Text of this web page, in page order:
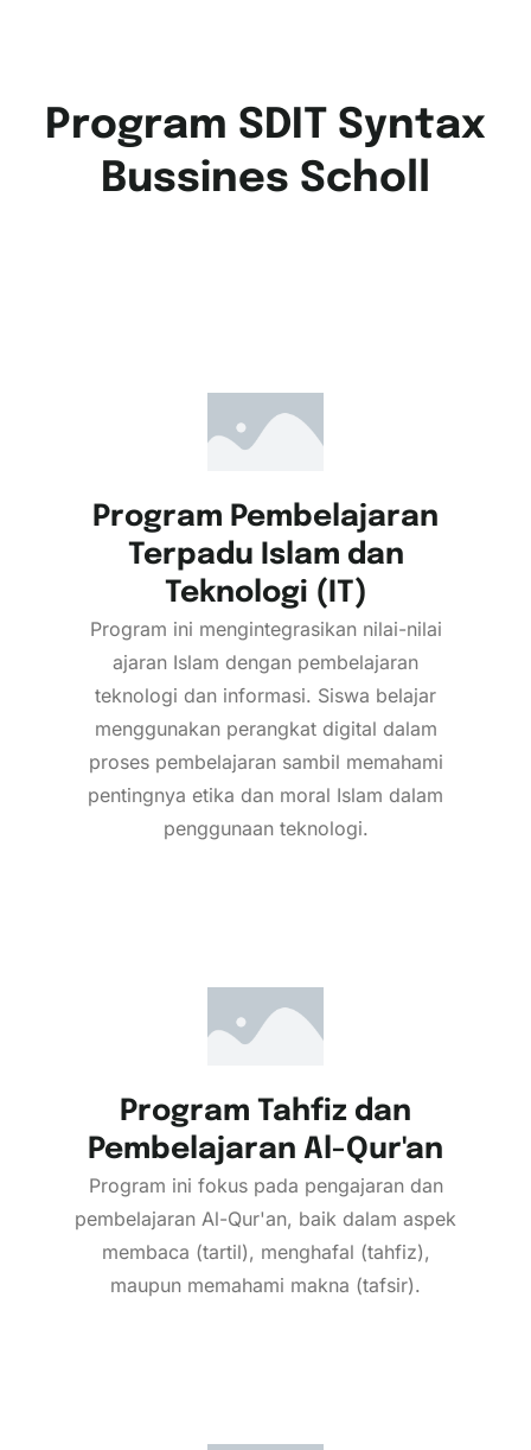
Program SDIT Syntax
Bussines Scholl
Program Pembelajaran
Terpadu Islam dan
Teknologi (IT)
Program ini mengintegrasikan nilai-nilai
ajaran Islam dengan pembelajaran
teknologi dan informasi. Siswa belajar
menggunakan perangkat digital dalam
proses pembelajaran sambil memahami
pentingnya etika dan moral Islam dalam
penggunaan teknologi.
Program Tahfiz dan
Pembelajaran Al-Qur'an
Program ini fokus pada pengajaran dan
pembelajaran Al-Qur'an, baik dalam aspek
membaca (tartil), menghafal (tahfiz),
maupun memahami makna (tafsir).